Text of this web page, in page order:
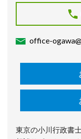
office-
東京の小川行政書